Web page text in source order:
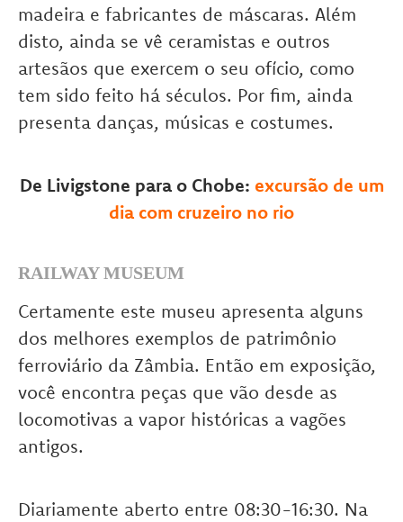
madeira e fabricantes de máscaras. Além
disto, ainda se vê ceramistas e outros
artesãos que exercem o seu ofício, como
tem sido feito há séculos. Por fim, ainda
presenta danças, músicas e costumes.
De Livigstone para o Chobe: excursão de um
dia com cruzeiro no rio
RAILWAY MUSEUM
Certamente este museu apresenta alguns
dos melhores exemplos de patrimônio
ferroviário da Zâmbia. Então em exposição,
você encontra peças que vão desde as
locomotivas a vapor históricas a vagões
antigos.
Diariamente aberto entre 08:30-16:30. Na